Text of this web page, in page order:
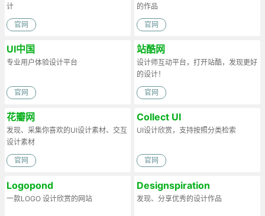
计
官网
的作品
官网
UI中国
专业用户体验设计平台
官网
站酷网
设计师互动平台，打开站酷，发现更好
的设计！
官网
花瓣网
发现、采集你喜欢的UI设计素材、交互
设计素材
官网
Collect UI
UI设计欣赏，支持按照分类检索
官网
Logopond
一款LOGO 设计欣赏的网站
Designspiration
发现、分享优秀的设计作品